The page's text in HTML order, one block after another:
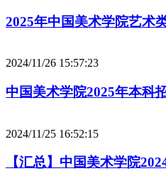
2025年中国美术学院艺术
2024/11/26 15:57:23
中国美术学院2025年本科
2024/11/25 16:52:15
【汇总】中国美术学院